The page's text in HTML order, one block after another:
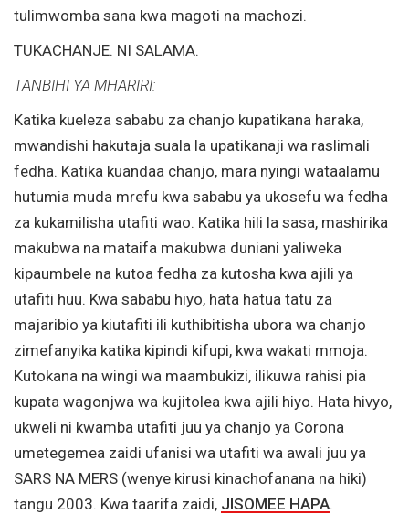
tulimwomba sana kwa magoti na machozi.
TUKACHANJE. NI SALAMA.
TANBIHI YA MHARIRI:
Katika kueleza sababu za chanjo kupatikana haraka,
mwandishi hakutaja suala la upatikanaji wa raslimali
fedha. Katika kuandaa chanjo, mara nyingi wataalamu
hutumia muda mrefu kwa sababu ya ukosefu wa fedha
za kukamilisha utafiti wao. Katika hili la sasa, mashirika
makubwa na mataifa makubwa duniani yaliweka
kipaumbele na kutoa fedha za kutosha kwa ajili ya
utafiti huu. Kwa sababu hiyo, hata hatua tatu za
majaribio ya kiutafiti ili kuthibitisha ubora wa chanjo
zimefanyika katika kipindi kifupi, kwa wakati mmoja.
Kutokana na wingi wa maambukizi, ilikuwa rahisi pia
kupata wagonjwa wa kujitolea kwa ajili hiyo. Hata hivyo,
ukweli ni kwamba utafiti juu ya chanjo ya Corona
umetegemea zaidi ufanisi wa utafiti wa awali juu ya
SARS NA MERS (wenye kirusi kinachofanana na hiki)
tangu 2003. Kwa taarifa zaidi, JISOMEE HAPA.